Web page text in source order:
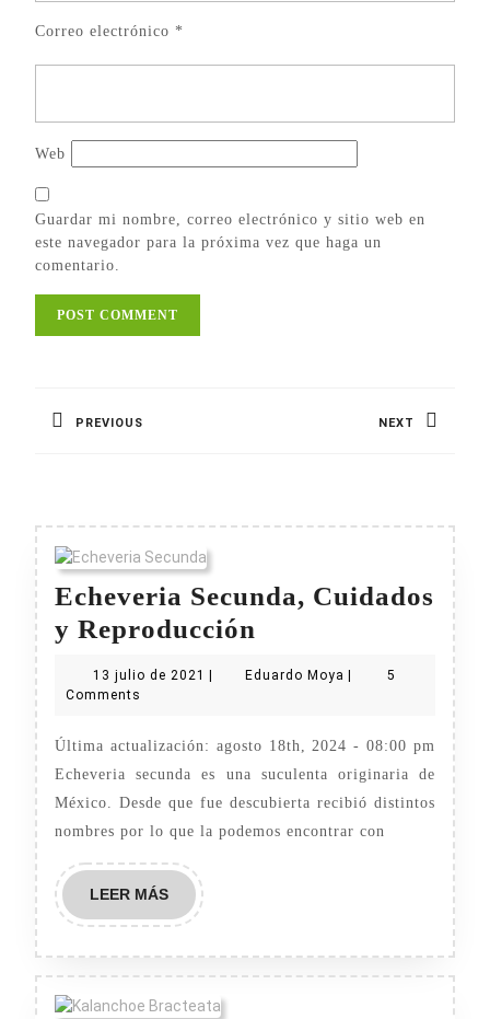
Correo electrónico *
Web
Guardar mi nombre, correo electrónico y sitio web en
este navegador para la próxima vez que haga un
comentario.
entradas
PREVIOUS NEXT
Echeveria Secunda, Cuidados
y Reproducción
Cuidados
Reproducción
13 julio de 2021 13
| Eduardo Moya Eduardo
|
5
Comments
Última actualización: agosto 18th, 2024 - 08:00 pm
Echeveria secunda es una suculenta originaria de
México. Desde que fue descubierta recibió distintos
nombres por lo que la podemos encontrar con
LEER MÁSLEER
MÁS